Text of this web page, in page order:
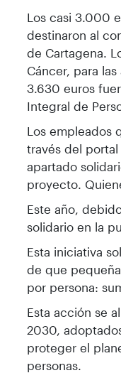
Los casi 3.000
destinaron al
de Cartagena.
Cáncer, para
3.630 euros
Integral de
Los empleados
través del
apartado
proyecto.
Este año,
solidario en la
Esta iniciativa
de que
por persona:
Esta acción se
2030,
proteger el
personas.